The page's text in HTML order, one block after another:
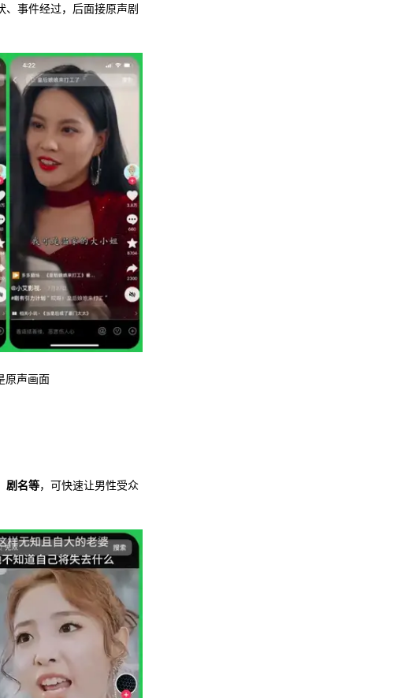
事件经过，后面接原声剧
原声画面
剧名等，可快速让男性受众